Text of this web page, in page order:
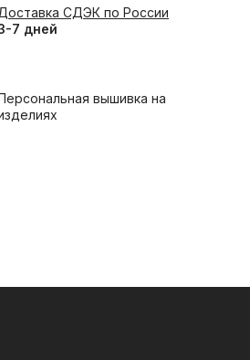
СДЭК по России
7 дней
вышивка на